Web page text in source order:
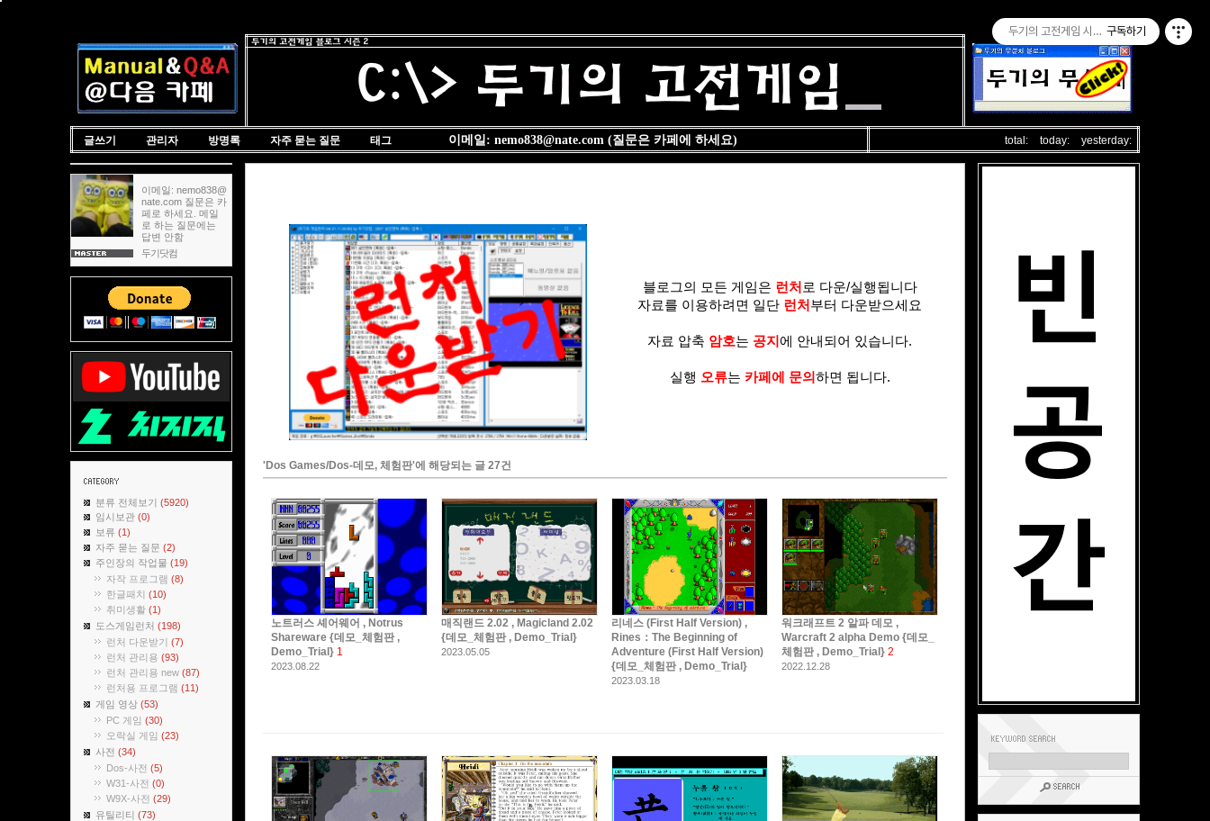
글쓰기 관리자 방명록 자주 묻는 질문 태그 이메일: nemo838@nate.com (질문은 카페에 하세요) total: today: yesterday:
이메일: nemo838@
nate.com 질문은 카
페로 하세요. 메일
로 하는 질문에는
답변 안함
두기닷컴
분류 전체보기 (5920)
임시보관 (0)
보류 (1)
자주 묻는 질문 (2)
주인장의 작업물 (19)
자작 프로그램 (8)
한글패치 (10)
취미생활 (1)
도스게임런처 (198)
런처 다운받기 (7)
런처 관리용 (93)
런처 관리용 new (87)
런처용 프로그램 (11)
게임 영상 (53)
PC 게임 (30)
오락실 게임 (23)
사전 (34)
Dos-사전 (5)
W31-사전 (0)
W9X-사전 (29)
유틸리티 (73)
블로그의 모든 게임은 런처 로 다운/실행됩니다
자료를 이용하려면 일단 런처부터 다운받으세요
자료 압축 암호는 공지에 안내되어 있습니다.
실행 오류는 카페에 문의하면 됩니다.
'Dos Games/Dos-데모, 체험판'에 해당되는 글 27건
노트러스 셰어웨어 , Notrus
Shareware {데모_체험판 ,
Demo_Trial} 1
2023.08.22
매직랜드 2.02 , Magicland 2.02
{데모_체험판 , Demo_Trial}
2023.05.05
리네스 (First Half Version) ,
Rines：The Beginning of
Adventure (First Half Version)
{데모_체험판 , Demo_Trial}
2023.03.18
워크래프트 2 알파 데모 ,
Warcraft 2 alpha Demo {데모_
체험판 , Demo_Trial} 2
2022.12.28
두기의 고전게임 시즌 2구독하기